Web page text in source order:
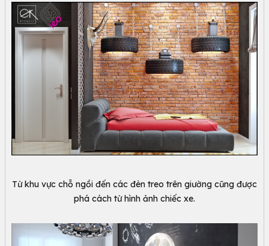
Từ khu vực chỗ ngồi đến các đèn treo trên giường cũng được
phá cách từ hình ảnh chiếc xe.